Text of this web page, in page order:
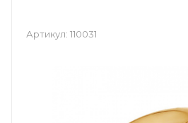
Артикул: 110031